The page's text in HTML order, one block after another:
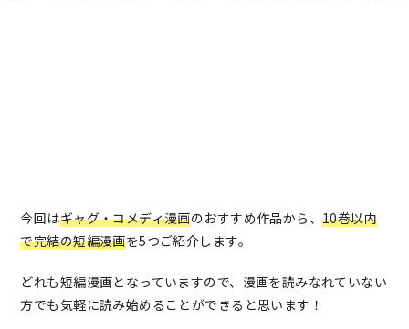
今回はギャグ・コメディ漫画のおすすめ作品から、10巻以内
で完結の短編漫画を5つご紹介します。
どれも短編漫画となっていますので、漫画を読みなれていない
方でも気軽に読み始めることができると思います！